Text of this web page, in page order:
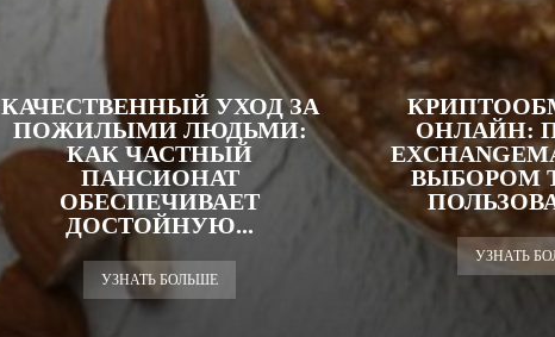
КАЧЕСТВЕННЫЙ УХОД ЗА
ПОЖИЛЫМИ ЛЮДЬМИ:
КАК ЧАСТНЫЙ
ПАНСИОНАТ
ОБЕСПЕЧИВАЕТ
ДОСТОЙНУЮ...
УЗНАТЬ БОЛЬШЕ
ОНЛАЙН:
ВЫБОРОМ
УЗНАТЬ